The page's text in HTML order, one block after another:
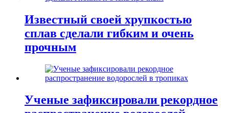
Известный своей хрупкостью
сплав сделали гибким и очень
прочным
Ученые зафиксировали рекордное